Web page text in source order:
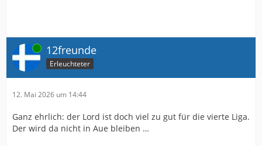
Online 12freunde
Erleuchteter
12. Mai 2026 um 14:44
Ganz ehrlich: der Lord ist doch viel zu gut für die vierte Liga.
Der wird da nicht in Aue bleiben …